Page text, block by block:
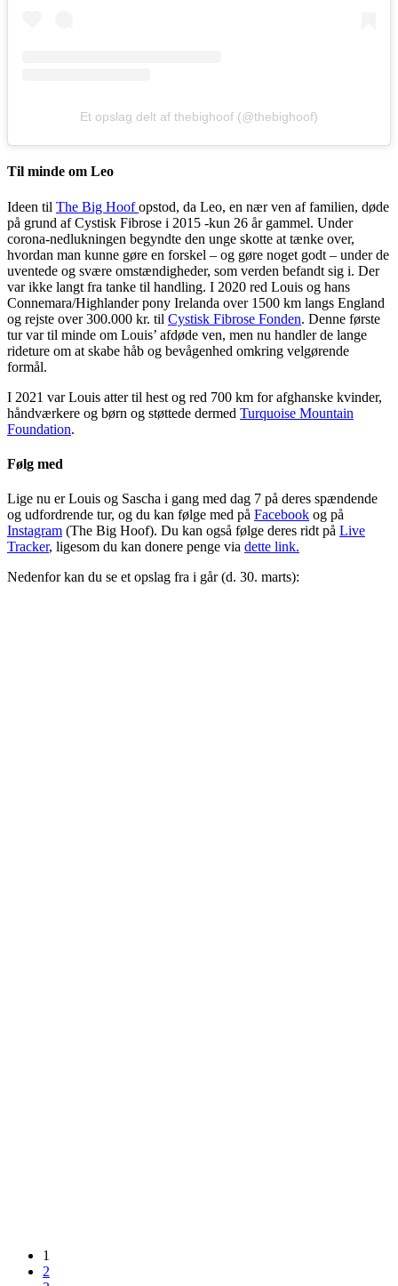
Et opslag delt af thebighoof (@thebighoof)
Til minde om Leo
Ideen til The Big Hoofopstod, da Leo, en nær ven af familien, døde
på grund af Cystisk Fibrose i 2015 -kun 26 år gammel. Under
corona-nedlukningen begyndte den unge skotte at tænke over,
hvordan man kunne gøre en forskel – og gøre noget godt – under de
uventede og svære omstændigheder, som verden befandt sig i. Der
var ikke langt fra tanke til handling. I 2020 red Louis og hans
Connemara/Highlander pony Irelanda over 1500 km langs England
og rejste over 300.000 kr. til Cystisk Fibrose Fonden. Denne første
tur var til minde om Louis’ afdøde ven, men nu handler de lange
rideture om at skabe håb og bevågenhed omkring velgørende
formål.
I 2021 var Louis atter til hest og red 700 km for afghanske kvinder,
håndværkere og børn og støttede dermed Turquoise Mountain
Foundation.
Følg med
Lige nu er Louis og Sascha i gang med dag 7 på deres spændende
og udfordrende tur, og du kan følge med på Facebook og på
Instagram (The Big Hoof). Du kan også følge deres ridt på Live
Tracker, ligesom du kan donere penge via dette link.
Nedenfor kan du se et opslag fra i går (d. 30. marts):
1
2